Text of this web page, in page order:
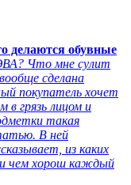
делаются обувные
Что мне сулит
сделана
покупатель хочет
в грязь лицом и
такая
В ней
из каких
чем хорош каждый